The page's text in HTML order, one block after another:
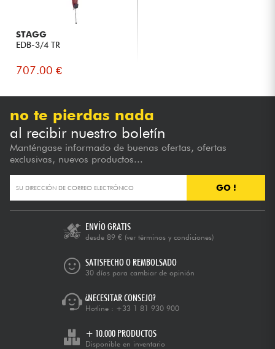
STAGG
EDB-3/4 TR
707.00 €
no te pierdas nada
al recibir nuestro boletín
Manténgase informado de buenas ofertas, ofertas
exclusivas, nuevos productos...
GO !
ENVÍO GRATIS
desde 89 € (ver términos y condiciones)
SATISFECHO O REMBOLSADO
30 días para cambiar de opinión
¿NECESITAR CONSEJO?
Hotline : +33 1 81 930 900
+ 10.000 PRODUCTOS
Disponible en inventario